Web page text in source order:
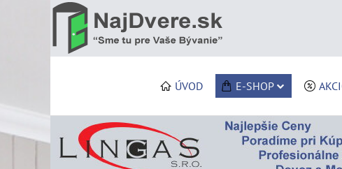
ÚVOD E-SHOP